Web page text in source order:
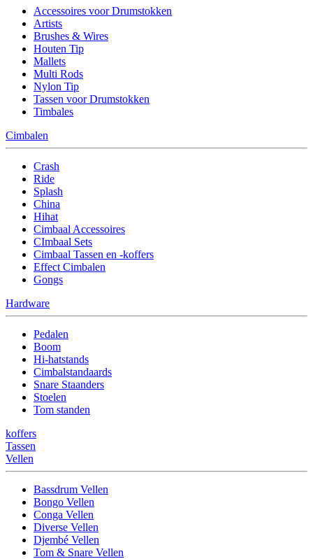
Accessoires voor Drumstokken
Artists
Brushes & Wires
Houten Tip
Mallets
Multi Rods
Nylon Tip
Tassen voor Drumstokken
Timbales
Cimbalen
Crash
Ride
Splash
China
Hihat
Cimbaal Accessoires
CImbaal Sets
Cimbaal Tassen en -koffers
Effect Cimbalen
Gongs
Hardware
Pedalen
Boom
Hi-hatstands
Cimbalstandaards
Snare Staanders
Stoelen
Tom standen
koffers
Tassen
Vellen
Bassdrum Vellen
Bongo Vellen
Conga Vellen
Diverse Vellen
Djembé Vellen
Tom & Snare Vellen